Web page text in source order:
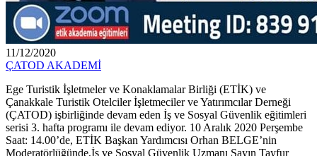
11/12/2020
ÇATOD AKADEMİ
Ege Turistik İşletmeler ve Konaklamalar Birliği (ETİK) ve
Çanakkale Turistik Otelciler İşletmeciler ve Yatırımcılar Derneği
(ÇATOD) işbirliğinde devam eden İş ve Sosyal Güvenlik eğitimleri
serisi 3. hafta programı ile devam ediyor. 10 Aralık 2020 Perşembe
Saat: 14.00’de, ETİK Başkan Yardımcısı Orhan BELGE’nin
Moderatörlüğünde,İş ve Sosyal Güvenlik Uzmanı Sayın Tayfur